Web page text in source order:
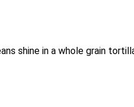
shine in a whole grain